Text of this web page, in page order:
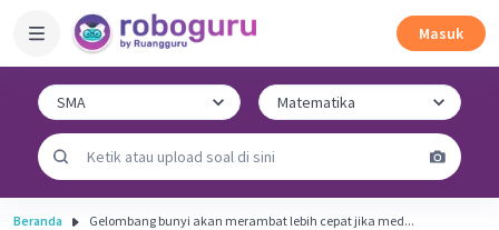
Masuk
Beranda Gelombang bunyi akan merambat lebih cepat jika med...